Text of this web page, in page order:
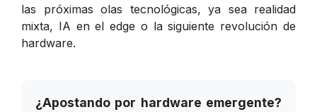
las próximas olas tecnológicas, ya sea realidad
mixta, IA en el edge o la siguiente revolución de
hardware.
¿Apostando por hardware emergente?